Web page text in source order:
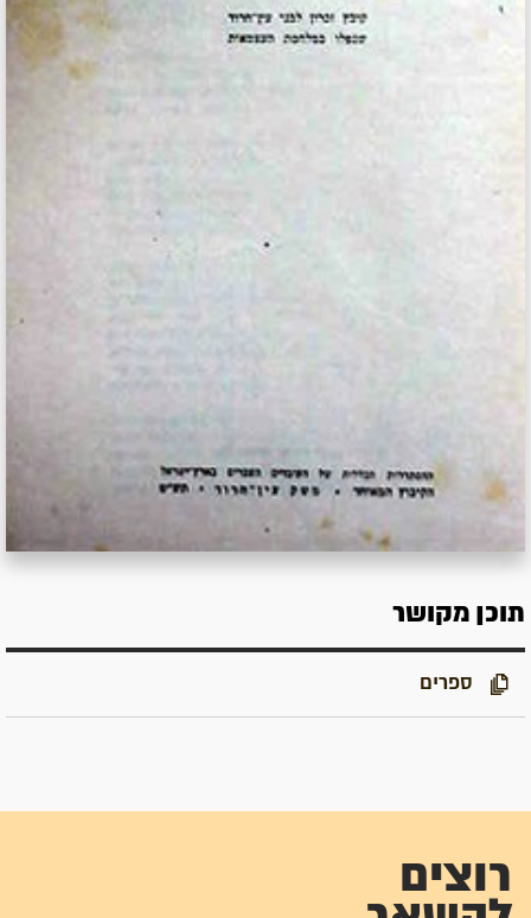
תוכן מקושר
ספרים
רוצים